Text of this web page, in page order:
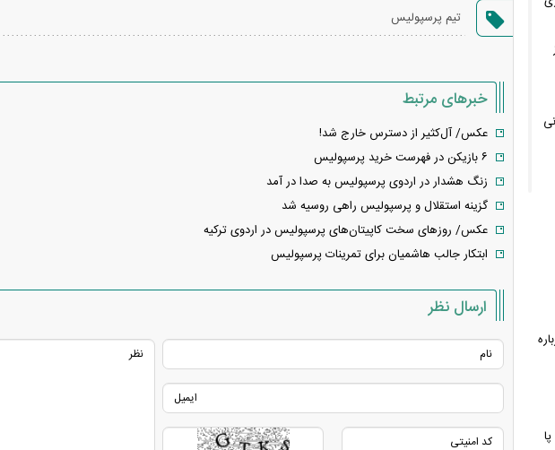
تیم پرسپولیس
خبرهای مرتبط
عکس/ آل‌کثیر از دسترس خارج شد!
۶ بازیکن در فهرست خرید پرسپولیس
زنگ هشدار در اردوی پرسپولیس به صدا در آمد
گزینه استقلال و پرسپولیس راهی روسیه شد
عکس/ روزهای سخت کاپیتان‌های پرسپولیس در اردوی ترکیه
ابتکار جالب هاشمیان برای تمرینات پرسپولیس
ارسال نظر